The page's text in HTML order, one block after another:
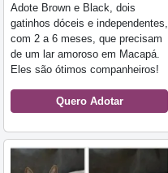
Adote Brown e Black, dois
gatinhos dóceis e independentes,
com 2 a 6 meses, que precisam
de um lar amoroso em Macapá.
Eles são ótimos companheiros!
Quero Adotar